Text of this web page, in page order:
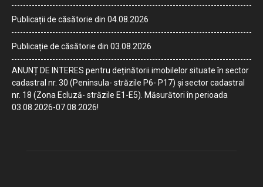
Publicații de căsătorie din 04.08.2026
Publicație de căsătorie din 03.08.2026
ANUNȚ DE INTERES pentru deținătorii imobilelor situate în sector
cadastral nr. 30 (Peninsula- străzile P6- P17) și sector cadastral
nr. 18 (Zona Ecluză- străzile E1-E5). Măsurători în perioada
03.08.2026-07.08.2026!